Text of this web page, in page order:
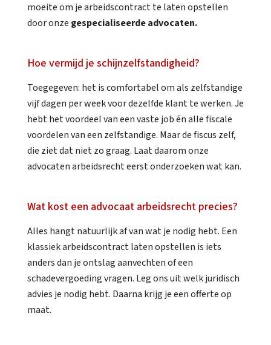
moeite om je arbeidscontract te laten opstellen
door onze gespecialiseerde advocaten.
Hoe vermijd je schijnzelfstandigheid?
Toegegeven: het is comfortabel om als zelfstandige
vijf dagen per week voor dezelfde klant te werken. Je
hebt het voordeel van een vaste job én alle fiscale
voordelen van een zelfstandige. Maar de fiscus zelf,
die ziet dat niet zo graag. Laat daarom onze
advocaten arbeidsrecht eerst onderzoeken wat kan.
Wat kost een advocaat arbeidsrecht precies?
Alles hangt natuurlijk af van wat je nodig hebt. Een
klassiek arbeidscontract laten opstellen is iets
anders dan je ontslag aanvechten of een
schadevergoeding vragen. Leg ons uit welk juridisch
advies je nodig hebt. Daarna krijg je een offerte op
maat.